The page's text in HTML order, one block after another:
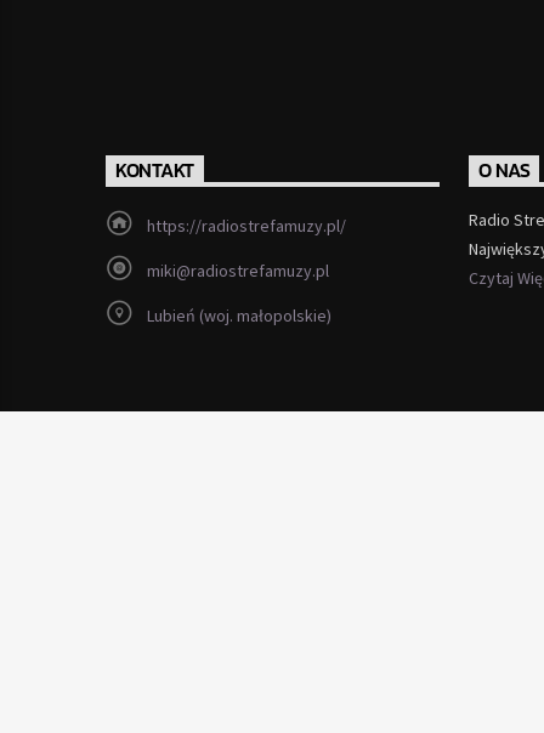
KONTAKT
https://radiostrefamuzy.pl/
miki@radiostrefamuzy.pl
Lubień (woj. małopolskie)
O NAS
Radio
Czytaj